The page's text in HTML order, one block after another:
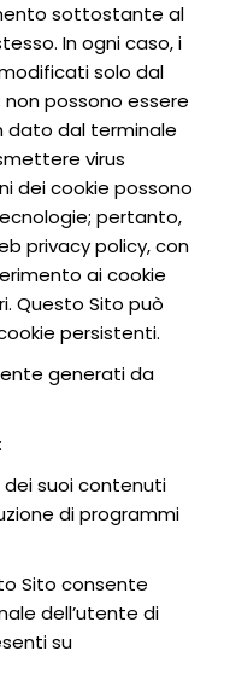
sottostante al
In ogni caso, i
solo dal
possono essere
dato dal terminale
virus
dei cookie possono
pertanto,
privacy policy, con
ai cookie
Questo Sito può
persistenti.
generati da
suoi contenuti
di programmi
Sito consente
dell’utente di
su